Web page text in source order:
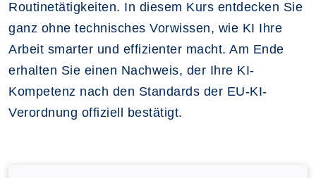
Routinetätigkeiten. In diesem Kurs entdecken Sie
ganz ohne technisches Vorwissen, wie KI Ihre
Arbeit smarter und effizienter macht. Am Ende
erhalten Sie einen Nachweis, der Ihre KI-
Kompetenz nach den Standards der EU-KI-
Verordnung offiziell bestätigt.